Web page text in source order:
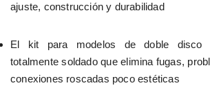
ajuste, construcción y durabilidad
El kit para modelos de doble disco
totalmente soldado que elimina fugas,
conexiones roscadas poco estéticas